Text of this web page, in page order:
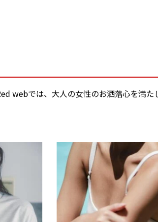
webでは、大人の女性のお洒落心を満